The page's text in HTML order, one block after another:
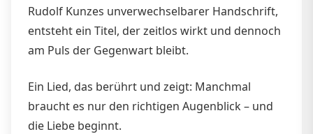
Rudolf Kunzes unverwechselbarer Handschrift,
entsteht ein Titel, der zeitlos wirkt und dennoch
am Puls der Gegenwart bleibt.
Ein Lied, das berührt und zeigt: Manchmal
braucht es nur den richtigen Augenblick – und
die Liebe beginnt.